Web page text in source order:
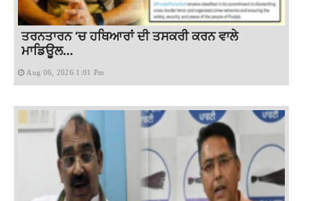
ਤਰਨਤਾਰਨ ‘ਚ ਹਥਿਆਰਾਂ ਦੀ ਤਸਕਰੀ ਕਰਨ ਵਾਲੇ
ਮਾਡਿਊਲ...
Aug 06, 2026 1:01 Pm